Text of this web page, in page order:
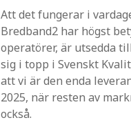
Att det fungerar i
Bredband2 har högst
operatörer, är utsedda
sig i topp i Svenskt
att vi är den enda
2025, när resten av
också.